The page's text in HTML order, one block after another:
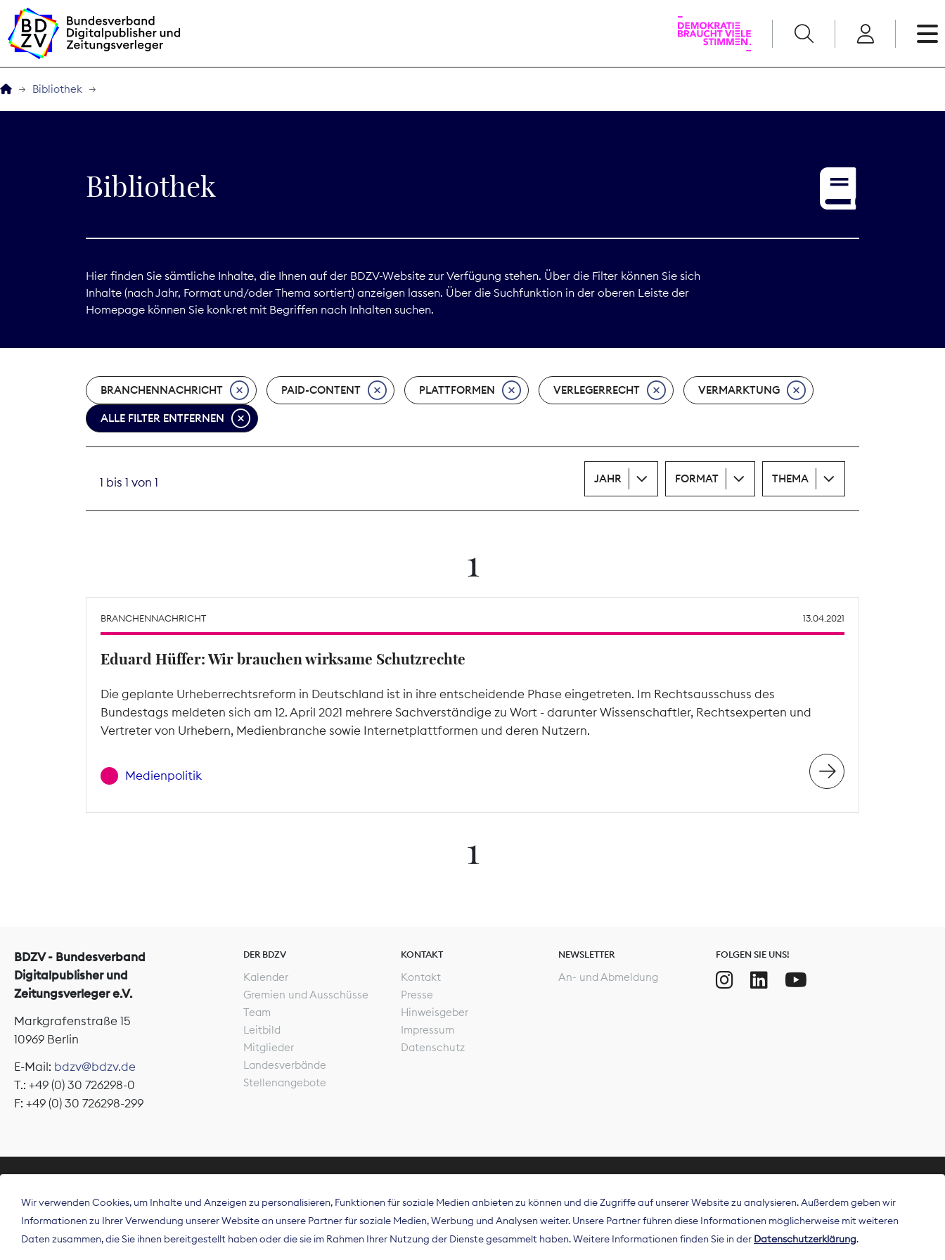
BDZVplus GmbH
Service
Print
Bibliothek
Bibliothek
Hier finden Sie sämtliche Inhalte, die Ihnen auf der BDZV-Website zur Verfügung stehen. Über die Filter können Sie sich
Inhalte (nach Jahr, Format und/oder Thema sortiert) anzeigen lassen. Über die Suchfunktion in der oberen Leiste der
Homepage können Sie konkret mit Begriffen nach Inhalten suchen.
BRANCHENNACHRICHT PAID-CONTENT PLATTFORMEN VERLEGERRECHT VERMARKTUNG
ALLE FILTER ENTFERNEN
1 bis 1 von 1 JAHR FORMAT THEMA
1
BRANCHENNACHRICHT 13.04.2021
Eduard Hüffer: Wir brauchen wirksame Schutzrechte
Die geplante Urheberrechtsreform in Deutschland ist in ihre entscheidende Phase eingetreten. Im Rechtsausschuss des
Bundestags meldeten sich am 12. April 2021 mehrere Sachverständige zu Wort - darunter Wissenschaftler, Rechtsexperten und
Vertreter von Urhebern, Medienbranche sowie Internetplattformen und deren Nutzern.
Medienpolitik
1
BDZV - Bundesverband
Digitalpublisher und
Zeitungsverleger e.V.
Markgrafenstraße 15
10969 Berlin
E-Mail: bdzv@bdzv.de
T.: +49 (0) 30 726298-0
F: +49 (0) 30 726298-299
DER BDZV
Kalender
Gremien und Ausschüsse
Team
Leitbild
Mitglieder
Landesverbände
Stellenangebote
KONTAKT
Kontakt
Presse
Hinweisgeber
Impressum
Datenschutz
NEWSLETTER
An- und Abmeldung
FOLGEN SIE UNS!
Der Bundesverband Digitalpublisher und Zeitungsverleger (BDZV) vertritt als
Spitzenorganisation die Interessen der Zeitungsverlage und digitalen Publisher in
Deutschland und auf EU-Ebene.
Wir verwenden Cookies, um Inhalte und Anzeigen zu personalisieren, Funktionen für soziale Medien anbieten zu können und die Zugriffe auf unserer Website zu analysieren. Außerdem geben wir
Informationen zu Ihrer Verwendung unserer Website an unsere Partner für soziale Medien, Werbung und Analysen weiter. Unsere Partner führen diese Informationen möglicherweise mit weiteren
Daten zusammen, die Sie ihnen bereitgestellt haben oder die sie im Rahmen Ihrer Nutzung der Dienste gesammelt haben. Weitere Informationen finden Sie in der Datenschutzerklärung.